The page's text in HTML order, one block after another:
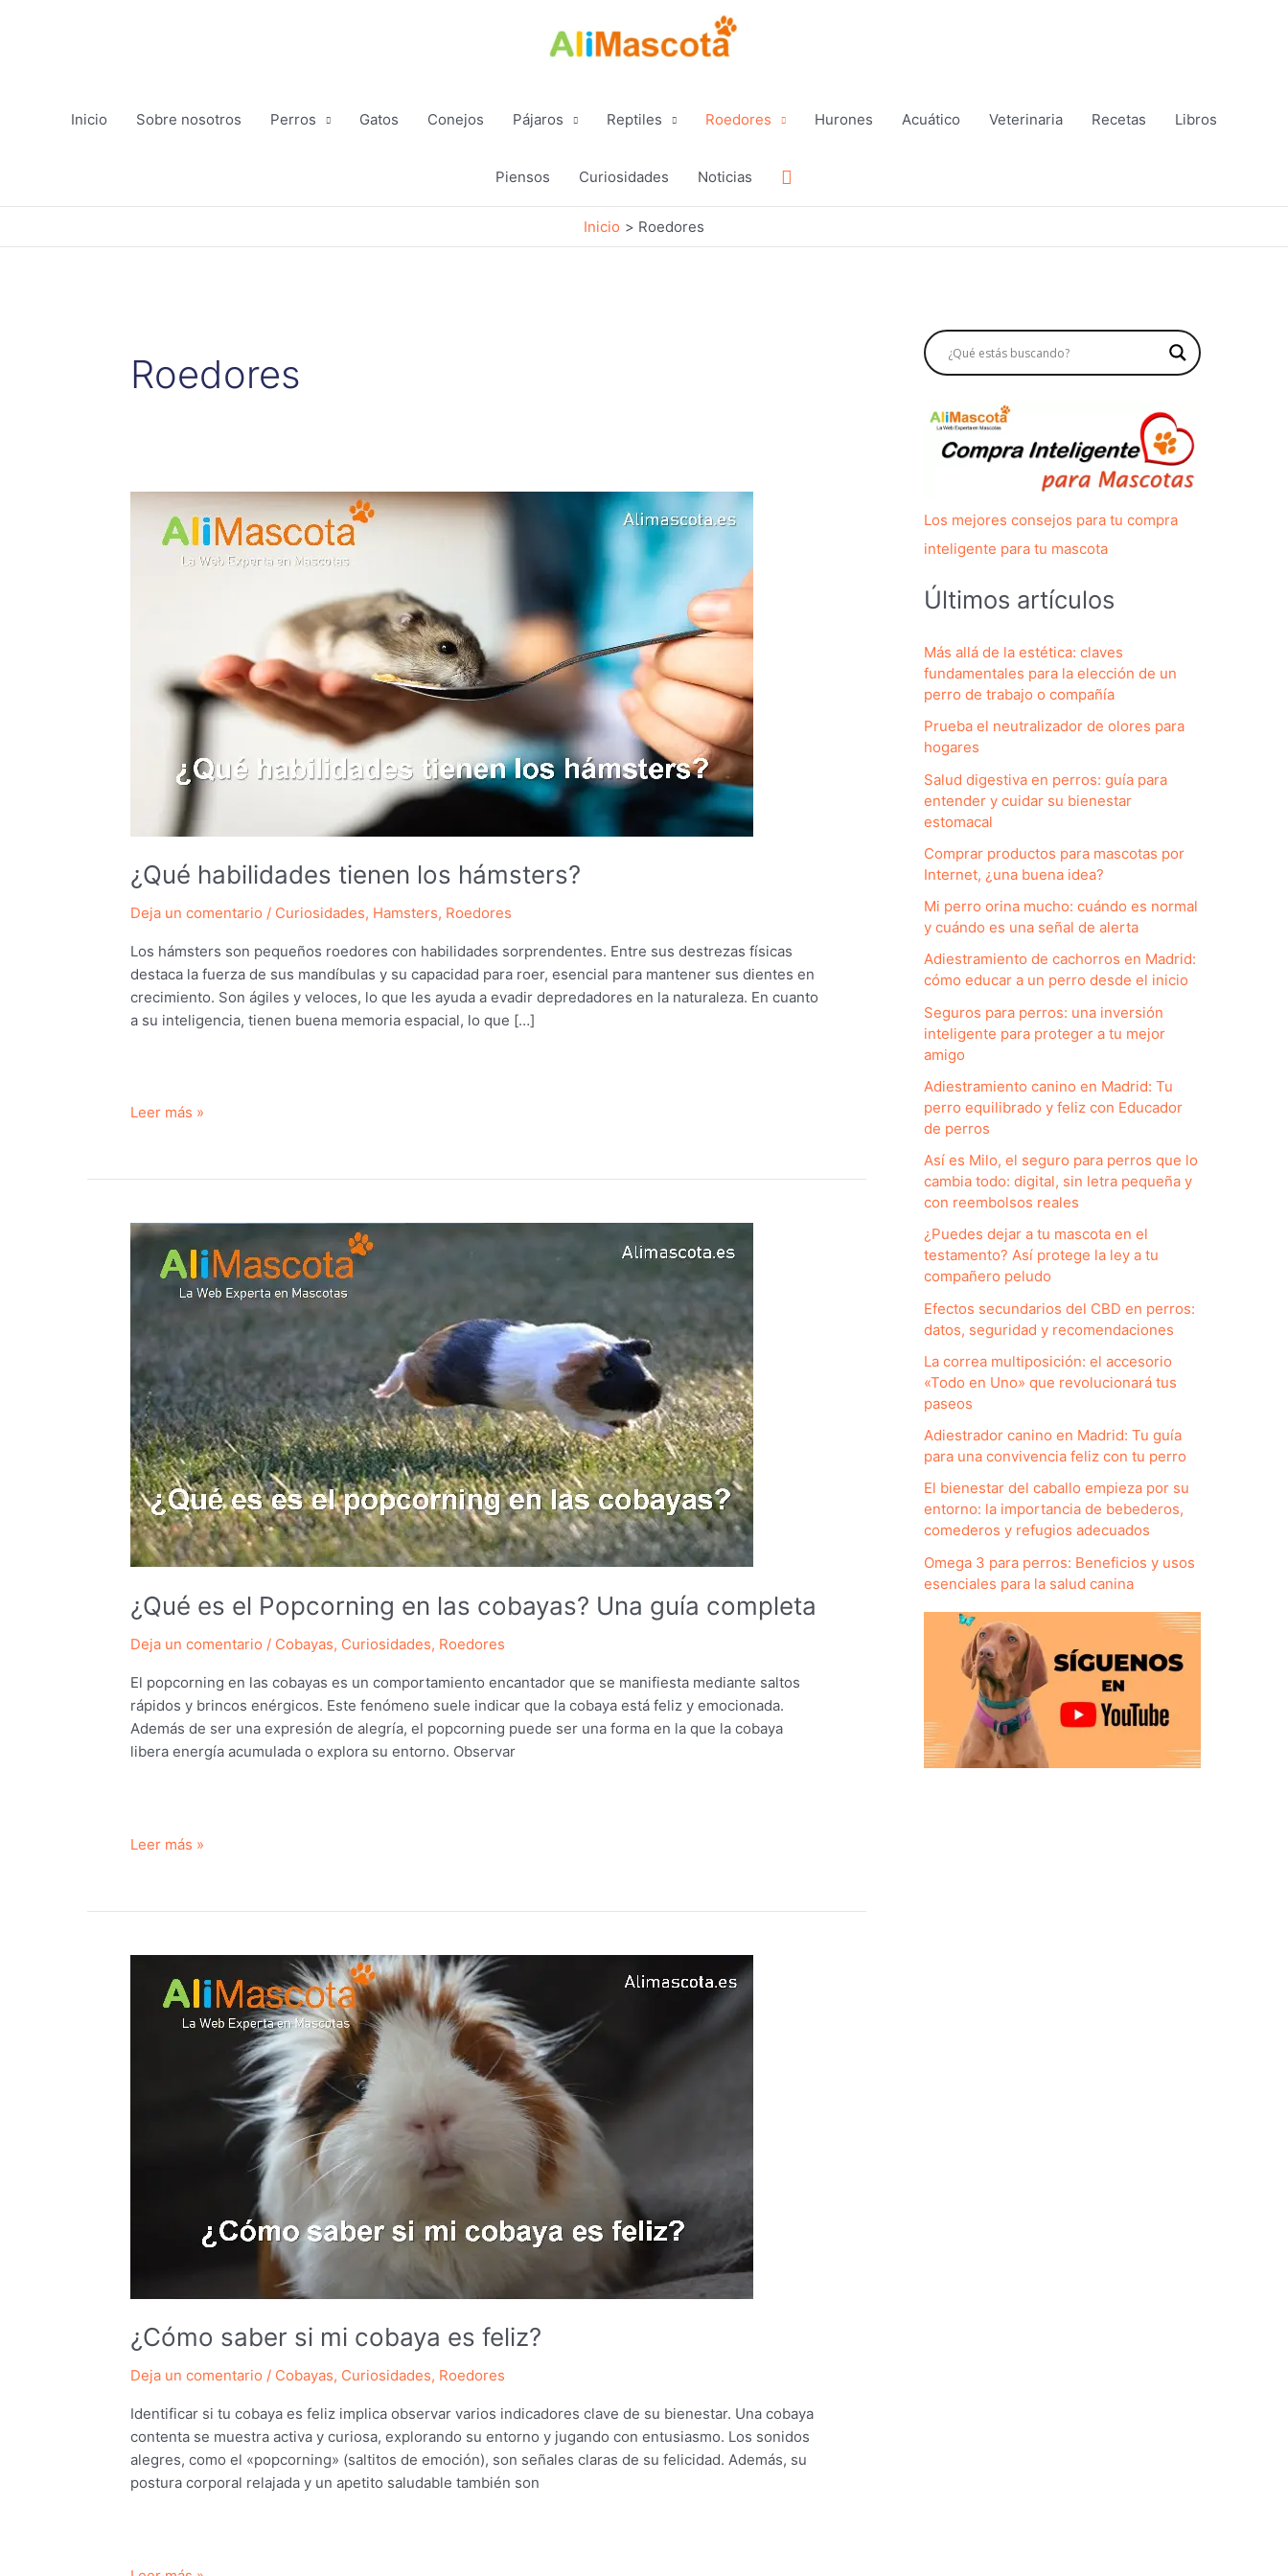
Inicio Sobre nosotros Perros Gatos Conejos Pájaros Reptiles Roedores Hurones Acuático Veterinaria Recetas Libros
Piensos Curiosidades Noticias Buscar
Inicio Roedores
Roedores
¿Qué habilidades tienen los hámsters?
Deja un comentario / Curiosidades, Hamsters, Roedores
Los hámsters son pequeños roedores con habilidades sorprendentes. Entre sus destrezas físicas
destaca la fuerza de sus mandíbulas y su capacidad para roer, esencial para mantener sus dientes en
crecimiento. Son ágiles y veloces, lo que les ayuda a evadir depredadores en la naturaleza. En cuanto
a su inteligencia, tienen buena memoria espacial, lo que […]
¿Qué
los
Leer más »
¿Qué es el Popcorning en las cobayas? Una guía completa
Deja un comentario / Cobayas, Curiosidades, Roedores
El popcorning en las cobayas es un comportamiento encantador que se manifiesta mediante saltos
rápidos y brincos enérgicos. Este fenómeno suele indicar que la cobaya está feliz y emocionada.
Además de ser una expresión de alegría, el popcorning puede ser una forma en la que la cobaya
libera energía acumulada o explora su entorno. Observar
¿Qué
Popcorning
las
cobayas?
Leer más »
¿Cómo saber si mi cobaya es feliz?
Deja un comentario / Cobayas, Curiosidades, Roedores
Identificar si tu cobaya es feliz implica observar varios indicadores clave de su bienestar. Una cobaya
contenta se muestra activa y curiosa, explorando su entorno y jugando con entusiasmo. Los sonidos
alegres, como el «popcorning» (saltitos de emoción), son señales claras de su felicidad. Además, su
postura corporal relajada y un apetito saludable también son
Los mejores consejos para tu compra
inteligente para tu mascota
Últimos artículos
Más allá de la estética: claves
fundamentales para la elección de un
perro de trabajo o compañía
Prueba el neutralizador de olores para
hogares
Salud digestiva en perros: guía para
entender y cuidar su bienestar
estomacal
Comprar productos para mascotas por
Internet, ¿una buena idea?
Mi perro orina mucho: cuándo es normal
y cuándo es una señal de alerta
Adiestramiento de cachorros en Madrid:
cómo educar a un perro desde el inicio
Seguros para perros: una inversión
inteligente para proteger a tu mejor
amigo
Adiestramiento canino en Madrid: Tu
perro equilibrado y feliz con Educador
de perros
Así es Milo, el seguro para perros que lo
cambia todo: digital, sin letra pequeña y
con reembolsos reales
¿Puedes dejar a tu mascota en el
testamento? Así protege la ley a tu
compañero peludo
Efectos secundarios del CBD en perros:
datos, seguridad y recomendaciones
La correa multiposición: el accesorio
«Todo en Uno» que revolucionará tus
paseos
Adiestrador canino en Madrid: Tu guía
para una convivencia feliz con tu perro
El bienestar del caballo empieza por su
entorno: la importancia de bebederos,
comederos y refugios adecuados
Omega 3 para perros: Beneficios y usos
esenciales para la salud canina